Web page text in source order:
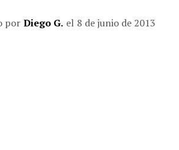
por Diego G. el 8 de junio de 2013